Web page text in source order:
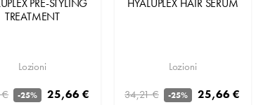
PRE-STYLING
TREATMENT
Lozioni
€
-25% 25,66 €
HYALUPLEX HAIR SERUM
Lozioni
34,21 €
-25% 25,66 €